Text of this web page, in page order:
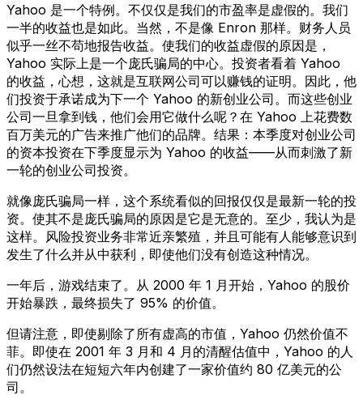
Yahoo 是一个特例。不仅仅是我们的市盈率是虚假的。我们
一半的收益也是如此。当然，不是像 Enron 那样。财务人员
似乎一丝不苟地报告收益。使我们的收益虚假的原因是，
Yahoo 实际上是一个庞氏骗局的中心。投资者看着 Yahoo
的收益，心想，这就是互联网公司可以赚钱的证明。因此，他
们投资于承诺成为下一个 Yahoo 的新创业公司。而这些创业
公司一旦拿到钱，他们会用它做什么呢？在 Yahoo 上花费数
百万美元的广告来推广他们的品牌。结果：本季度对创业公司
的资本投资在下季度显示为 Yahoo 的收益——从而刺激了新
一轮的创业公司投资。
就像庞氏骗局一样，这个系统看似的回报仅仅是最新一轮的投
资。使其不是庞氏骗局的原因是它是无意的。至少，我认为是
这样。风险投资业务非常近亲繁殖，并且可能有人能够意识到
发生了什么并从中获利，即使他们没有创造这种情况。
一年后，游戏结束了。从 2000 年 1 月开始，Yahoo 的股价
开始暴跌，最终损失了 95% 的价值。
但请注意，即使剔除了所有虚高的市值，Yahoo 仍然价值不
菲。即使在 2001 年 3 月和 4 月的清醒估值中，Yahoo 的人
们仍然设法在短短六年内创建了一家价值约 80 亿美元的公
司。